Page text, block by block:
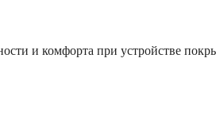
и комфорта при устройстве